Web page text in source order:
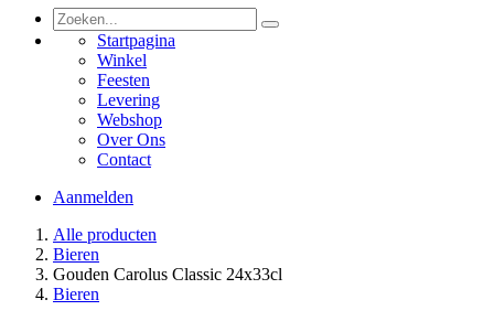
Startpagina
Winkel
Feesten
Levering
Webshop
Over Ons
Contact
Aanmelden
Alle producten
Bieren
Gouden Carolus Classic 24x33cl
Bieren